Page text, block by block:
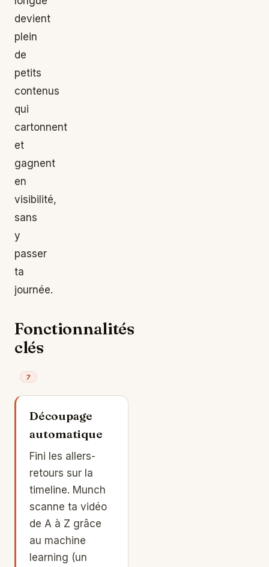
devient
plein
de
petits
contenus
qui
cartonnent
et
gagnent
en
visibilité,
sans
y
passer
ta
journée.
Fonctionnalités
clés
7
Découpage
automatique
Fini les allers-
retours sur la
timeline. Munch
scanne ta vidéo
de A à Z grâce
au machine
learning (un